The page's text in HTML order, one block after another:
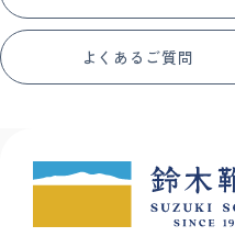
よくあるご質問